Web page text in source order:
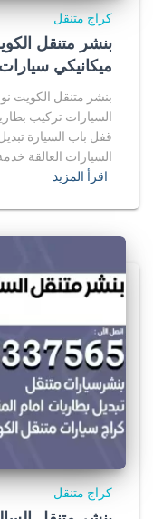
كراج متنقل
ميكانيكي
بنشر متنقل الكويت
السيارات تركيب
قفل باب السيارة
السيارات العالقة
اقرأ المزيد
كراج متنقل